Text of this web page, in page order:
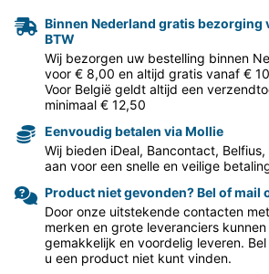
Binnen Nederland gratis bezorging
BTW
Wij bezorgen uw bestelling binnen
voor € 8,00 en altijd gratis vanaf €
Voor België geldt altijd een
minimaal € 12,50
Eenvoudig betalen via Mollie
Wij bieden iDeal, Bancontact,
aan voor een snelle en veilige
Product niet gevonden? Bel of mail
Door onze uitstekende contacten
merken en grote leveranciers
gemakkelijk en voordelig leveren.
u een product niet kunt vinden.